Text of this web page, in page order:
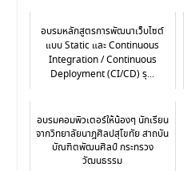
อบรมหลักสูตรการพัฒนาเว็บไซต์
แบบ Static และ Continuous
Integration / Continuous
Deployment (CI/CD) รุ...
อบรมคอมพิวเตอร์ให้น้องๆ นักเรียน
จากวิทยาลัยนาฎศิลปสุโขทัย สาถบัน
บัณฑิตพัฒนศิลป์ กระทรวง
วัฒนธรรม